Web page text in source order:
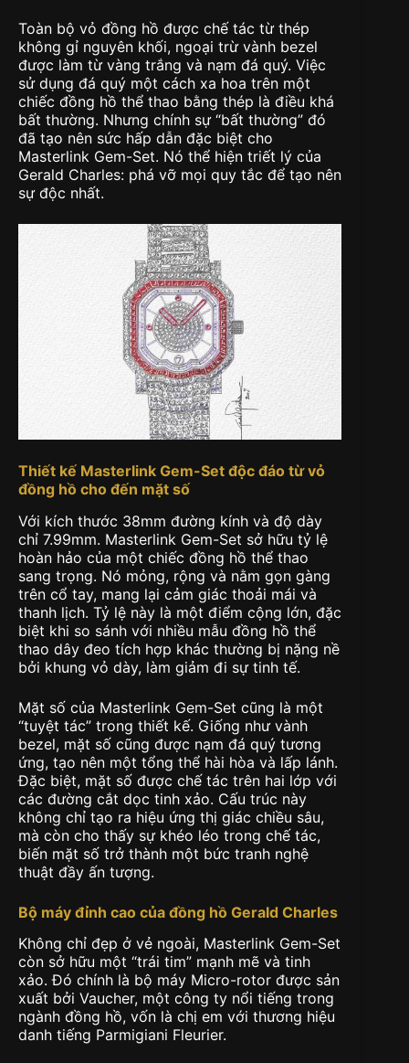
Toàn bộ vỏ đồng hồ được chế tác từ thép
không gỉ nguyên khối, ngoại trừ vành bezel
được làm từ vàng trắng và nạm đá quý. Việc
sử dụng đá quý một cách xa hoa trên một
chiếc đồng hồ thể thao bằng thép là điều khá
bất thường. Nhưng chính sự “bất thường” đó
đã tạo nên sức hấp dẫn đặc biệt cho
Masterlink Gem-Set. Nó thể hiện triết lý của
Gerald Charles: phá vỡ mọi quy tắc để tạo nên
sự độc nhất.
Thiết kế Masterlink Gem-Set độc đáo từ vỏ
đồng hồ cho đến mặt số
Với kích thước 38mm đường kính và độ dày
chỉ 7.99mm. Masterlink Gem-Set sở hữu tỷ lệ
hoàn hảo của một chiếc đồng hồ thể thao
sang trọng. Nó mỏng, rộng và nằm gọn gàng
trên cổ tay, mang lại cảm giác thoải mái và
thanh lịch. Tỷ lệ này là một điểm cộng lớn, đặc
biệt khi so sánh với nhiều mẫu đồng hồ thể
thao dây đeo tích hợp khác thường bị nặng nề
bởi khung vỏ dày, làm giảm đi sự tinh tế.
Mặt số của Masterlink Gem-Set cũng là một
“tuyệt tác” trong thiết kế. Giống như vành
bezel, mặt số cũng được nạm đá quý tương
ứng, tạo nên một tổng thể hài hòa và lấp lánh.
Đặc biệt, mặt số được chế tác trên hai lớp với
các đường cắt dọc tinh xảo. Cấu trúc này
không chỉ tạo ra hiệu ứng thị giác chiều sâu,
mà còn cho thấy sự khéo léo trong chế tác,
biến mặt số trở thành một bức tranh nghệ
thuật đầy ấn tượng.
Bộ máy đỉnh cao của đồng hồ Gerald Charles
Không chỉ đẹp ở vẻ ngoài, Masterlink Gem-Set
còn sở hữu một “trái tim” mạnh mẽ và tinh
xảo. Đó chính là bộ máy Micro-rotor được sản
xuất bởi Vaucher, một công ty nổi tiếng trong
ngành đồng hồ, vốn là chị em với thương hiệu
danh tiếng Parmigiani Fleurier.